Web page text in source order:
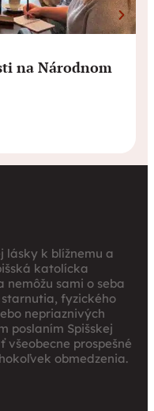
na Národnom
lásky k blížnemu a
katolícka
sami o seba
fyzického
nepriaznivých
poslaním Spišskej
prospešné
obmedzenia.